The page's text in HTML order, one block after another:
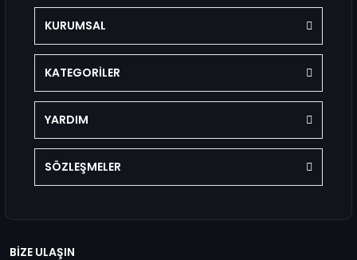
KURUMSAL
KATEGORİLER
YARDIM
SÖZLEŞMELER
BİZE ULAŞIN